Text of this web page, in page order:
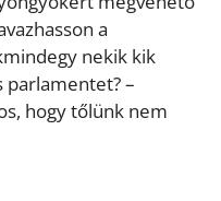
a
nekik kik
parlamentet? –
hogy tőlünk nem